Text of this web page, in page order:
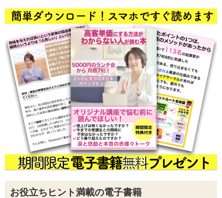
お役立ちヒント満載の電子書籍